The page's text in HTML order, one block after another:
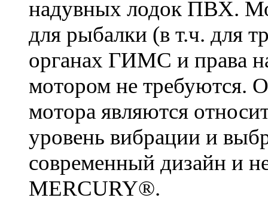
надувных лодок ПВХ.
для рыбалки (в т.ч. для
органах ГИМС и права
мотором не требуются.
мотора являются
уровень вибрации и
современный дизайн и
MERCURY®.